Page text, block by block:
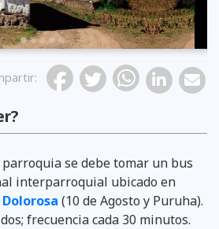
:
se debe tomar un bus
interparroquial ubicado en
(10 de Agosto y Puruha).
frecuencia cada 30 minutos.